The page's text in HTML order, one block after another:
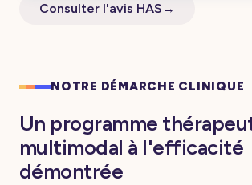
Consulter l'avis HAS →
NOTRE DÉMARCHE CLINIQUE
Un programme
multimodal à l'efficacité
démontrée